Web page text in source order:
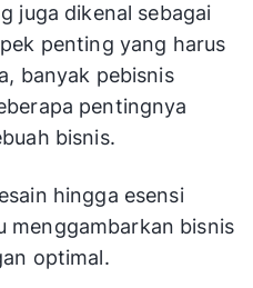
juga dikenal sebagai
penting yang harus
banyak pebisnis
pentingnya
bisnis.
hingga esensi
menggambarkan bisnis
optimal.